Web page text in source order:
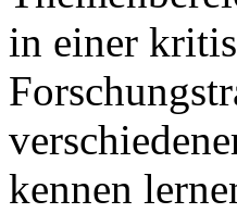
in einer
kennen